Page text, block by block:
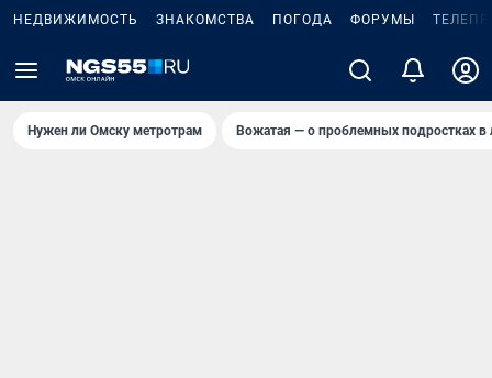
НЕДВИЖИМОСТЬ ЗНАКОМСТВА ПОГОДА ФОРУМЫ
Нужен ли Омску метротрам Вожатая — о проблемных подростках в